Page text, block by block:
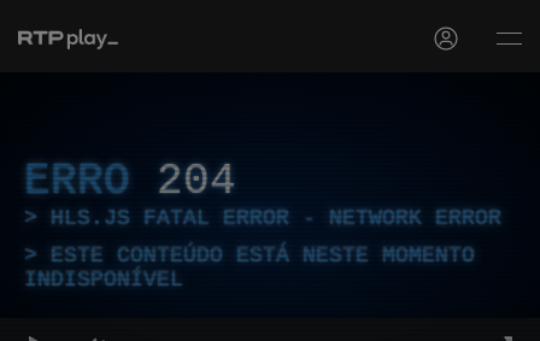
ERRO 204
HLS.JS FATAL ERROR - NETWORK ERROR
ESTE CONTEÚDO ESTÁ NESTE MOMENTO
INDISPONÍVEL